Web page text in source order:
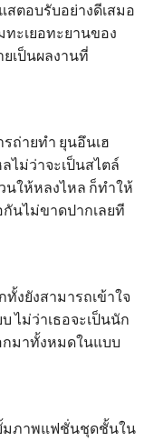
ตอบรับอย่างดีเสมอ
ทะเยอทะยานของ
เป็นผลงานที่
ถ่ายทำ ยุนอึนเฮ
ไม่ว่าจะเป็นสไตล์
นให้หลงไหล ก็ทำให้
นไม่ขาดปากเลยที
งยังสามารถเข้าใจ
ไม่ว่าเธอจะเป็นนัก
มาทั้งหมดในแบบ
มภาพแฟชั่นชุดชั้นใน